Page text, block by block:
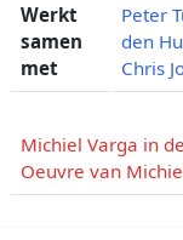
Werkt
samen
met
Peter
den
Chris
Michiel Varga in
Oeuvre van